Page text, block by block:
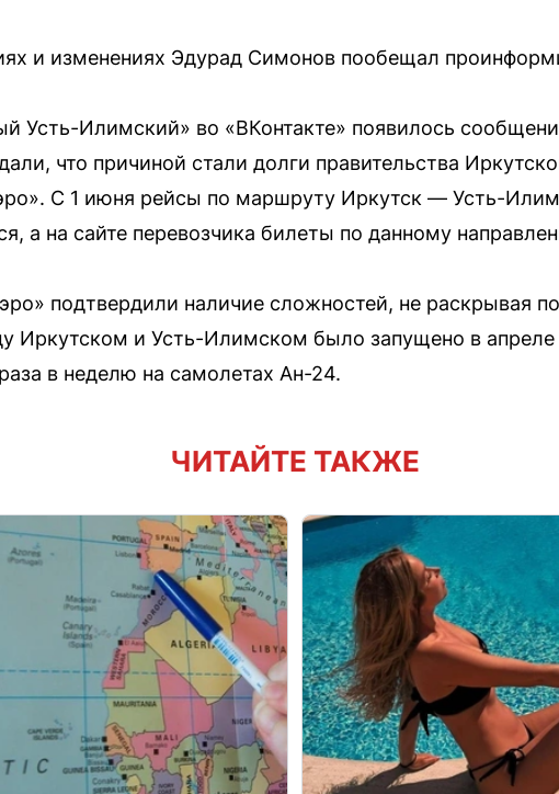
и изменениях Эдурад Симонов пообещал
Усть-Илимский» во «ВКонтакте» появилось
что причиной стали долги правительства
С 1 июня рейсы по маршруту Иркутск — Усть-
а на сайте перевозчика билеты по данному
подтвердили наличие сложностей, не раскрывая
Иркутском и Усть-Илимском было запущено в апреле
в неделю на самолетах Ан-24.
ЧИТАЙТЕ ТАКЖЕ